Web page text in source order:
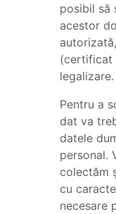
posibil să
acestor
(certificat
legalizare.
Pentru a
dat va
datele
personal.
colectăm
cu
necesare